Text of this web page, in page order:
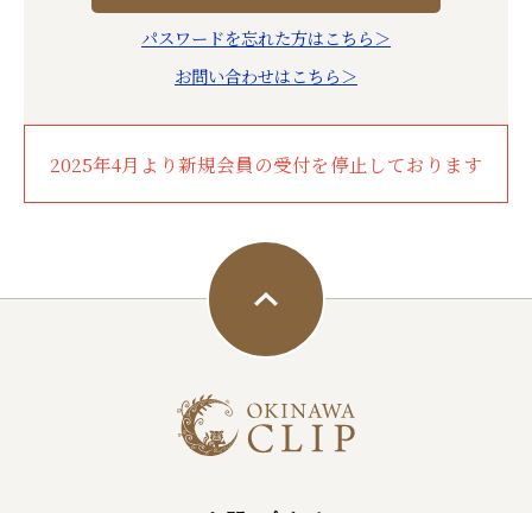
パスワードを忘れた方はこちら＞
お問い合わせはこちら＞
2025年4月より新規会員の受付を停止しております